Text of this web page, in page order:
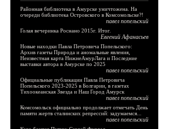
Районная библиотека в Амурске уничтожена. На
очереди библиотека Островского в Комсомольске?!
павел попельский
Голая вечеринка Роснано 2015г. Итог.
Евгений Афанасьев
Новые находки Павла Петровича Попельского:
Архив газеты Природа и аномальные явления,
Неизвестная карта НижнеАмурЛага и Последние
выставки автора в Амурске по 2025
павел попельский
Официальные публикации Павла Петровича
Попельского 2023-2025 в Болгарии, в газетах
Тихоокеанская Звезда и Наш Город Амурск
павел попельский
Комсомольск официально продолжает отмечать День
памяти жертв сталинских репрессий: задумаемся...
павел попельский